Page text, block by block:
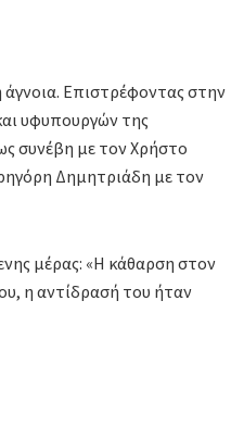
Επιστρέφοντας στην
υφυπουργών της
συνέβη με τον Χρήστο
Δημητριάδη με τον
μέρας: «Η κάθαρση στον
η αντίδρασή του ήταν